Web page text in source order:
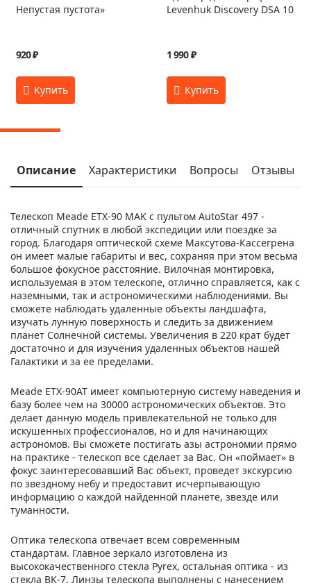
Непустая пустота»
920 ₽
Levenhuk Discovery DSA 10
1 990 ₽
Описание Характеристики Вопросы Отзывы
Телескоп Meade ETX-90 MAK с пультом AutoStar 497 -
отличный спутник в любой экспедиции или поездке за
город. Благодаря оптической схеме Максутова-Кассегрена
он имеет малые габариты и вес, сохраняя при этом весьма
большое фокусное расстояние. Вилочная монтировка,
используемая в этом телескопе, отлично справляется, как с
наземными, так и астрономическими наблюдениями. Вы
сможете наблюдать удаленные объекты ландшафта,
изучать лунную поверхность и следить за движением
планет Солнечной системы. Увеличения в 220 крат будет
достаточно и для изучения удаленных объектов нашей
Галактики и за ее пределами.
Meade ETX-90AT имеет компьютерную систему наведения и
базу более чем на 30000 астрономических объектов. Это
делает данную модель привлекательной не только для
искушенных профессионалов, но и для начинающих
астрономов. Вы сможете постигать азы астрономии прямо
на практике - телескоп все сделает за Вас. Он «поймает» в
фокус заинтересовавший Вас объект, проведет экскурсию
по звездному небу и предоставит исчерпывающую
информацию о каждой найденной планете, звезде или
туманности.
Оптика телескопа отвечает всем современным
стандартам. Главное зеркало изготовлена из
высококачественного стекла Pyrex, остальная оптика - из
стекла BK-7. Линзы телескопа выполнены с нанесением